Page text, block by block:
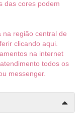
das cores podem
na região central de
clicando aqui.
na internet
todos os
messenger.